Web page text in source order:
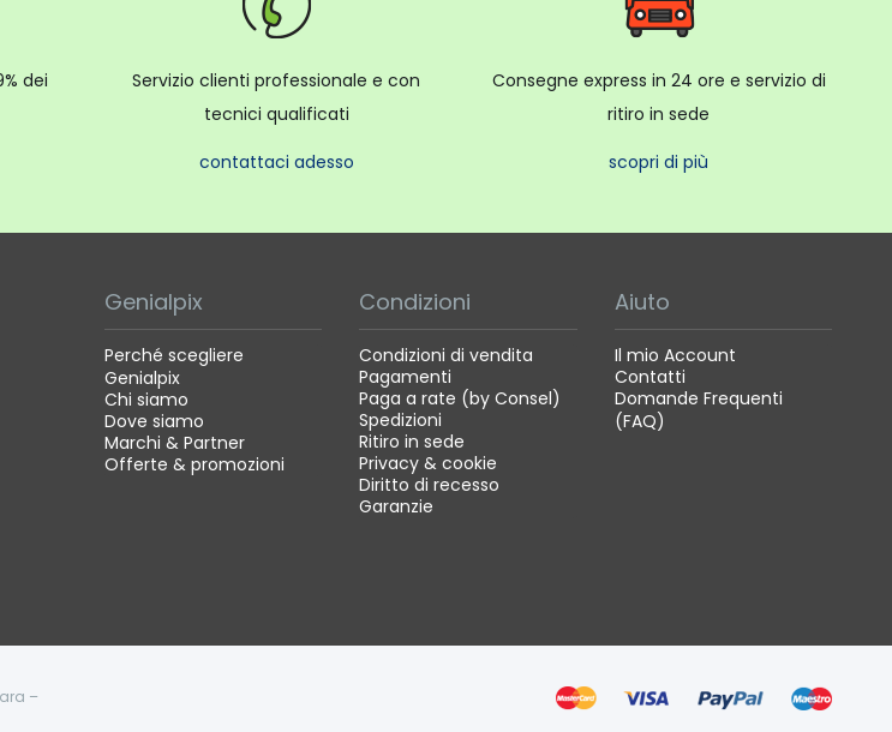
dei
Servizio clienti professionale e con
tecnici qualificati
contattaci adesso
Consegne express in 24 ore e servizio di
ritiro in sede
scopri di più
Genialpix
Perché scegliere
Genialpix
Chi siamo
Dove siamo
Marchi & Partner
Offerte & promozioni
Condizioni
Condizioni di vendita
Pagamenti
Paga a rate (by Consel)
Spedizioni
Ritiro in sede
Privacy & cookie
Diritto di recesso
Garanzie
Aiuto
Il mio Account
Contatti
Domande Frequenti
(FAQ)
–